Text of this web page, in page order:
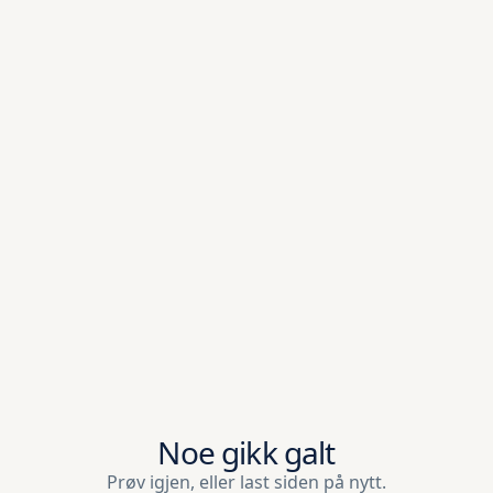
Noe gikk galt
Prøv igjen, eller last siden på nytt.